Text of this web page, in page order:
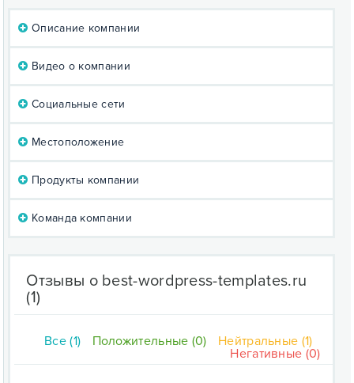
Описание компании
Видео о компании
Социальные сети
Местоположение
Продукты компании
Команда компании
Отзывы о best-wordpress-templates.ru
(1)
Все (1) Положительные (0)
Нейтральные (1)
Негативные (0)